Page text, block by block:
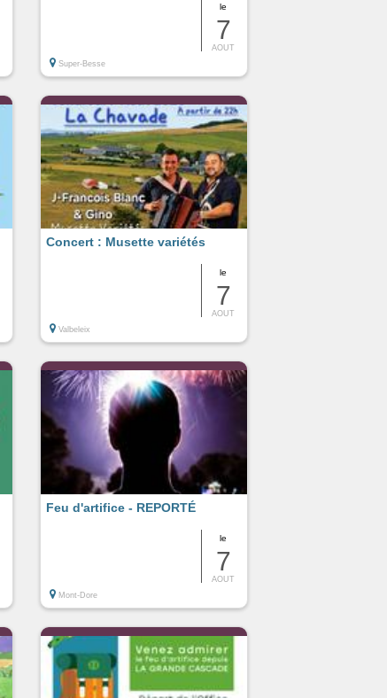
le
7
AOUT
Super-Besse
le
7
AOUT
Concert : Musette variétés
Valbeleix
le
7
AOUT
Feu d'artifice - REPORTÉ
Mont-Dore